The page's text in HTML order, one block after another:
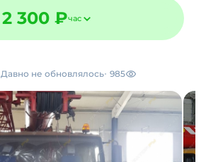
2 300 ₽час
Давно не обновлялось 985